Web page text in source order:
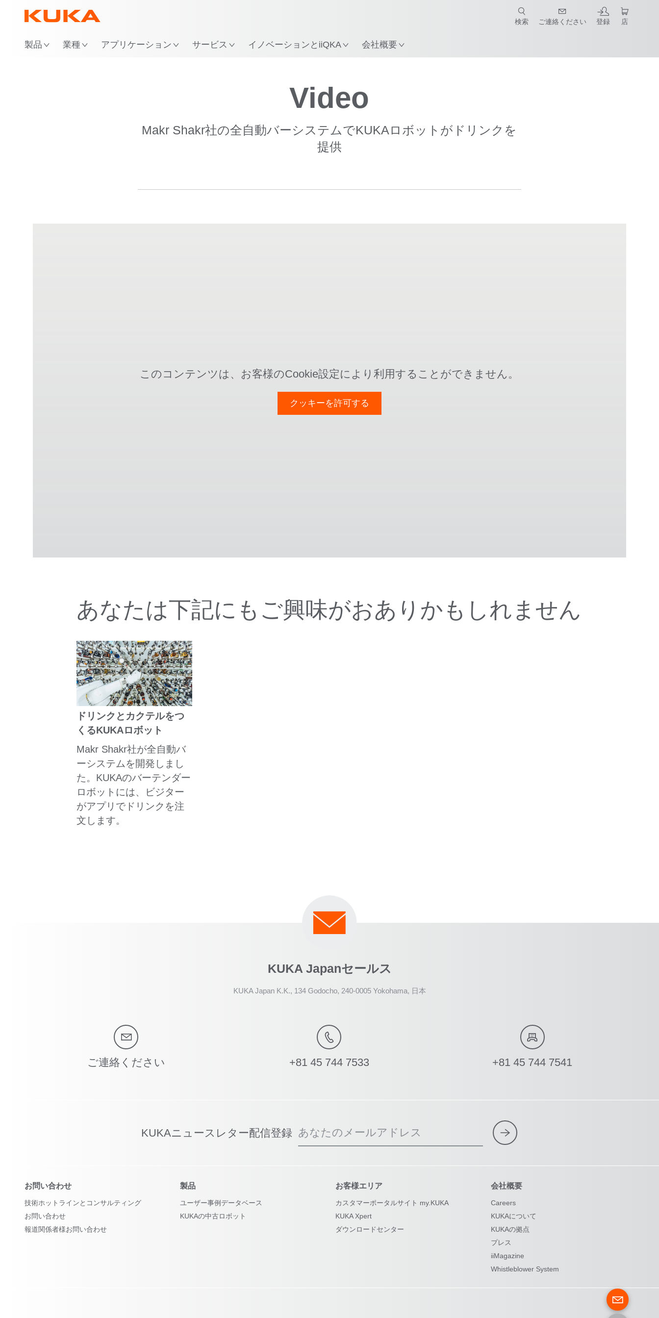
製品 業種 アプリケーション サービス イノベーションとiiQKA 会社概要
検索 ご連絡ください 登録 店
Video
Makr Shakr社の全自動バーシステムでKUKAロボットがドリンクを
提供
このコンテンツは、お客様のCookie設定により利用することができません。
クッキーを許可する
あなたは下記にもご興味がおありかもしれません
ドリンクとカクテルをつ
くるKUKAロボット
Makr Shakr社が全自動バ
ーシステムを開発しまし
た。KUKAのバーテンダー
ロボットには、ビジター
がアプリでドリンクを注
文します。
KUKA Japanセールス
KUKA Japan K.K., 134 Godocho, 240-0005 Yokohama, 日本
ご連絡ください +81 45 744 7533 +81 45 744 7541
KUKAニュースレター配信登録 あなたのメールアドレス
お問い合わせ
技術ホットラインとコンサルティング
お問い合わせ
報道関係者様お問い合わせ
製品
ユーザー事例データベース
KUKAの中古ロボット
お客様エリア
カスタマーポータルサイト my.KUKA
KUKA Xpert
ダウンロードセンター
会社概要
Careers
KUKAについて
KUKAの拠点
プレス
iiMagazine
Whistleblower System